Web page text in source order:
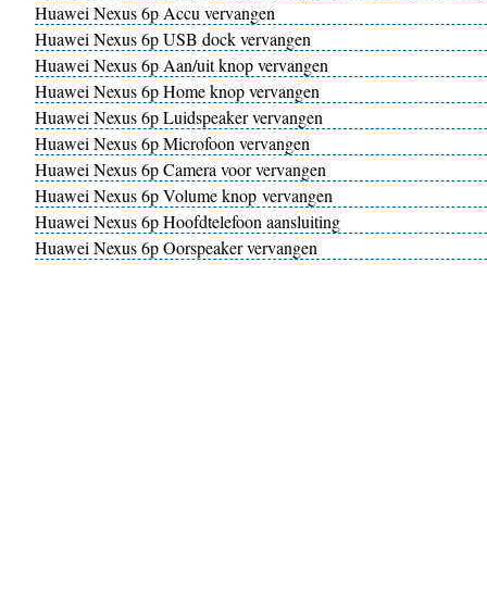
Huawei Nexus 6p Accu vervangen
Huawei Nexus 6p USB dock vervangen
Huawei Nexus 6p Aan/uit knop vervangen
Huawei Nexus 6p Home knop vervangen
Huawei Nexus 6p Luidspeaker vervangen
Huawei Nexus 6p Microfoon vervangen
Huawei Nexus 6p Camera voor vervangen
Huawei Nexus 6p Volume knop vervangen
Huawei Nexus 6p Hoofdtelefoon aansluiting
Huawei Nexus 6p Oorspeaker vervangen